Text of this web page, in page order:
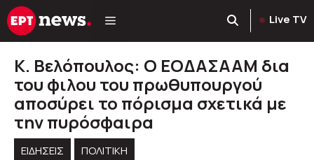
Μετάβαση
σε
Live TV
Κ. Βελόπουλος: Ο ΕΟΔΑΣΑΑΜ δια
του φιλου του πρωθυπουργού
αποσύρει το πόρισμα σχετικά με
την πυρόσφαιρα
ΕΙΔΗΣΕΙΣ
ΠΟΛΙΤΙΚΉ